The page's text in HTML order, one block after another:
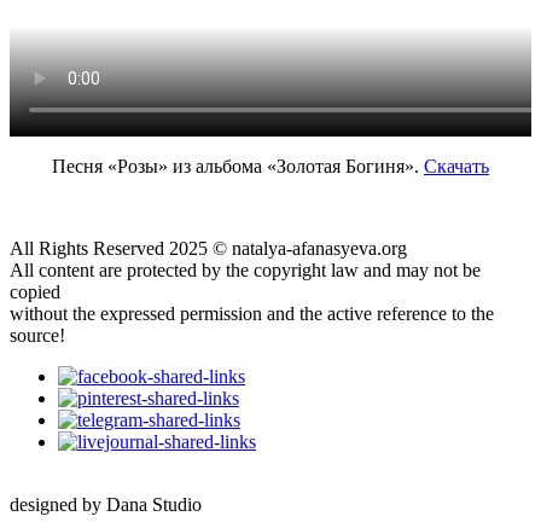
Песня «Розы» из альбома «Золотая Богиня». Скачать
All Rights Reserved 2025 © natalya-afanasyeva.org
All content are protected by the copyright law and may not be
copied
without the expressed permission and the active reference to the
source!
designed by Dana Studio